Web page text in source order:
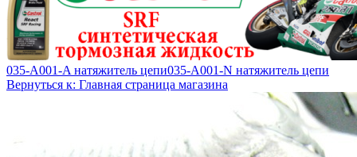
035-A001-A натяжитель цепи035-A001-N натяжитель цепи
Вернуться к: Главная страница магазина